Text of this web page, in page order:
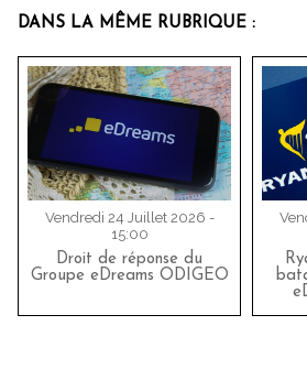
DANS LA MÊME RUBRIQUE :
Vendredi 24 Juillet 2026 -
15:00
Droit de réponse du
Groupe eDreams ODIGEO